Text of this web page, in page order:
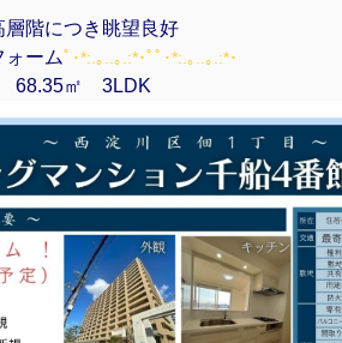
層階につき眺望良好
ォームﾟ･*:.｡..｡.:*･ﾟﾟ･*:.｡..｡.:*･
68.35㎡ 3LDK